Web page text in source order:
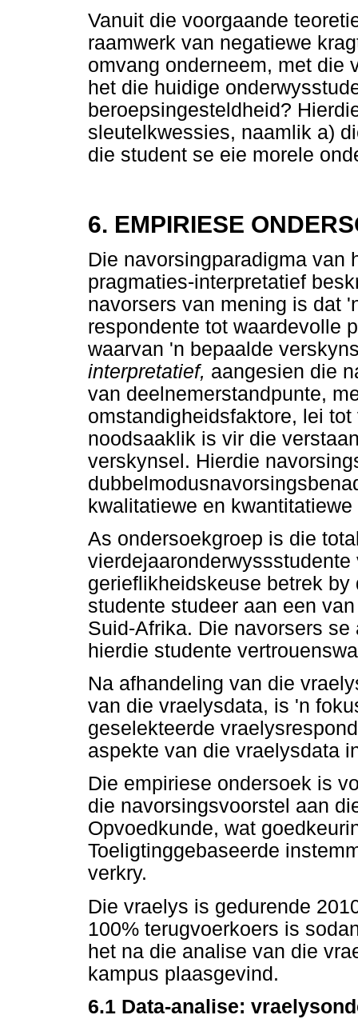
Vanuit die voorgaande
raamwerk van negatiewe
omvang onderneem, met die
het die huidige
beroepsingesteldheid?
sleutelkwessies, naamlik a)
die student se eie morele
6. EMPIRIESE
Die navorsingparadigma van
pragmaties-interpretatief
navorsers van mening is dat
respondente tot waardevolle
waarvan 'n bepaalde
interpretatief, aangesien die
van deelnemerstandpunte,
omstandigheidsfaktore, lei
noodsaaklik is vir die
verskynsel. Hierdie
kwalitatiewe en
As ondersoekgroep is die
gerieflikheidskeuse betrek
studente studeer aan een
Suid-Afrika. Die navorsers
hierdie studente
Na afhandeling van die
van die vraelysdata, is 'n
geselekteerde
aspekte van die vraelysdata
Die empiriese ondersoek is
die navorsingsvoorstel aan
Opvoedkunde, wat
Toeligtinggebaseerde
verkry.
Die vraelys is gedurende
100% terugvoerkoers is
het na die analise van die
kampus plaasgevind.
6.1 Data-analise: